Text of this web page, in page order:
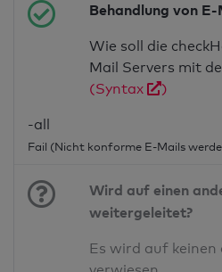
Behandlung von
Wie soll die
Mail Servers mit
(Syntax
)
-all
Fail (Nicht konforme E-Mails
Wird auf einen
weitergeleitet?
Es wird auf keinen